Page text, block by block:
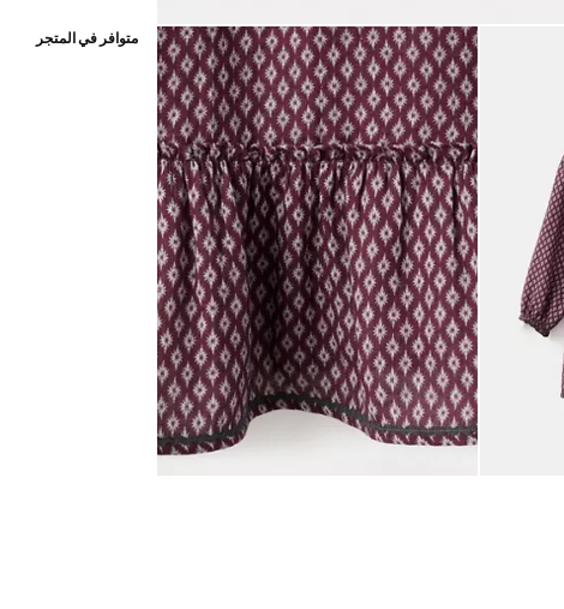
متوافر في المتجر